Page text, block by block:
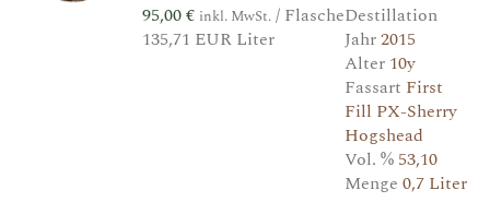
95,00€ inkl. MwSt. / Flasche
135,71 EUR Liter
Destillation
Jahr2015
Alter 10y
Fassart First
Fill PX-Sherry
Hogshead
Vol. % 53,10
Menge0,7 Liter